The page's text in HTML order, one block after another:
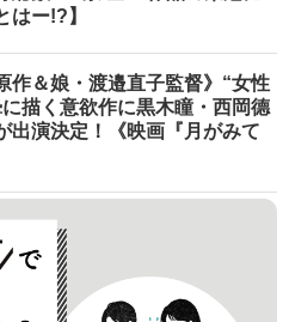
はー!?】
作＆娘・渡邉直子監督》“女性
描く意欲作に黒木瞳・西岡德
出演決定！《映画『月がみて